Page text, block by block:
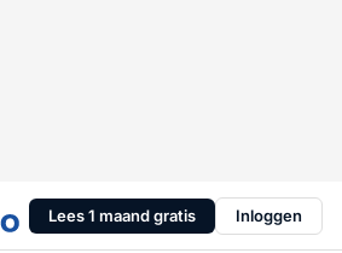
Lees 1 maand gratis Inloggen